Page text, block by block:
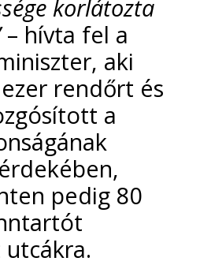
korlátozta
– hívta fel a
aki
rendőrt és
a
pedig 80